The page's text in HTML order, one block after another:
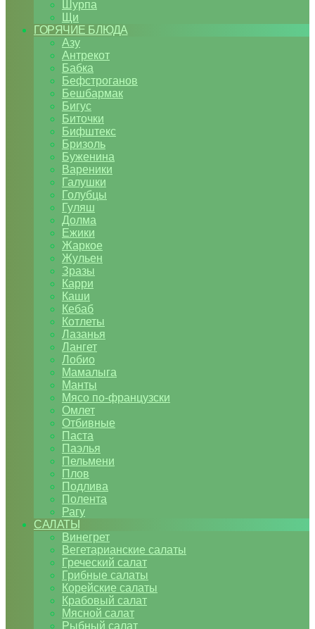
Шурпа
Щи
ГОРЯЧИЕ БЛЮДА
Азу
Антрекот
Бабка
Бефстроганов
Бешбармак
Бигус
Биточки
Бифштекс
Бризоль
Буженина
Вареники
Галушки
Голубцы
Гуляш
Долма
Ежики
Жаркое
Жульен
Зразы
Карри
Каши
Кебаб
Котлеты
Лазанья
Лангет
Лобио
Мамалыга
Манты
Мясо по-французски
Омлет
Отбивные
Паста
Паэлья
Пельмени
Плов
Подлива
Полента
Рагу
САЛАТЫ
Винегрет
Вегетарианские салаты
Греческий салат
Грибные салаты
Корейские салаты
Крабовый салат
Мясной салат
Рыбный салат